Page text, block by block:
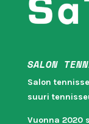
SALON
Salon
suuri
Vuonna 2020